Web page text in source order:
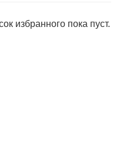
избранного пока пуст.